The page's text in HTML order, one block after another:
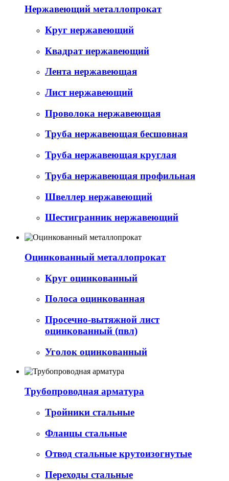
Нержавеющий металлопрокат
Круг нержавеющий
Квадрат нержавеющий
Лента нержавеющая
Лист нержавеющий
Проволока нержавеющая
Труба нержавеющая бесшовная
Труба нержавеющая круглая
Труба нержавеющая профильная
Швеллер нержавеющий
Шестигранник нержавеющий
Оцинкованный металлопрокат
Круг оцинкованный
Полоса оцинкованная
Просечно-вытяжной лист
оцинкованный (пвл)
Уголок оцинкованный
Трубопроводная арматура
Тройники стальные
Фланцы стальные
Отвод стальные крутоизогнутые
Переходы стальные